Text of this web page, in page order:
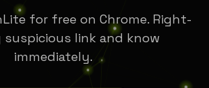
for free on Chrome. Right-
suspicious link and know
immediately.